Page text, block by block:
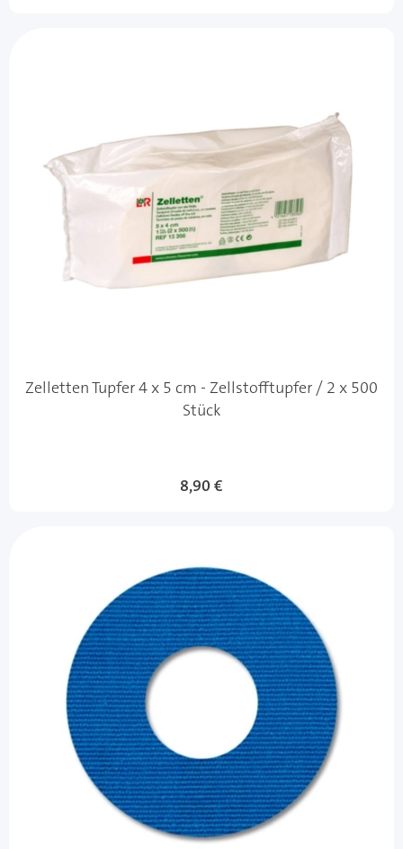
Zelletten Tupfer 4 x 5 cm - Zellstofftupfer / 2 x 500
Stück
8,90 €